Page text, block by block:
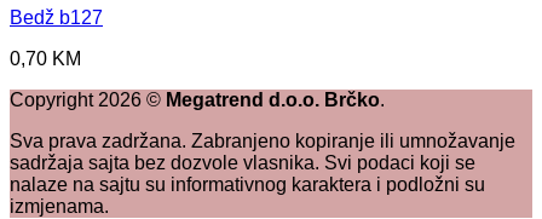
Bedž b127
0,70 KM
Copyright 2026 © Megatrend d.o.o. Brčko.
Sva prava zadržana. Zabranjeno kopiranje ili umnožavanje
sadržaja sajta bez dozvole vlasnika. Svi podaci koji se
nalaze na sajtu su informativnog karaktera i podložni su
izmjenama.